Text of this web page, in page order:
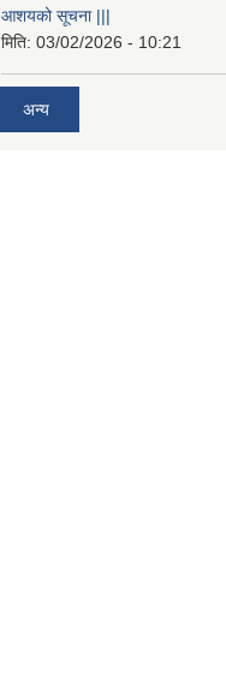
आशयको सूचना |||
मिति: 03/02/2026 - 10:21
अन्य